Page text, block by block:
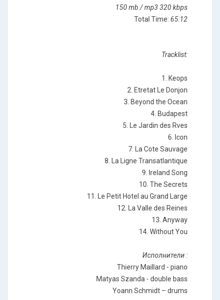
150 mb / mp3 320 kbps
Total Time: 65:12
Tracklist:
1. Keops
2. Etretat Le Donjon
3. Beyond the Ocean
4. Budapest
5. Le Jardin des Rves
6. Icon
7. La Cote Sauvage
8. La Ligne Transatlantique
9. Ireland Song
10. The Secrets
11. Le Petit Hotel au Grand Large
12. La Valle des Reines
13. Anyway
14. Without You
Исполнители :
Thierry Maillard - piano
Matyas Szanda - double bass
Yoann Schmidt – drums